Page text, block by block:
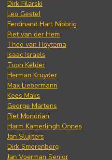
Dirk Filarski
Leo Gestel
Ferdinand Hart Nibbrig
Piet van der Hem
Theo van Hoytema
Isaac Israels
Toon Kelder
Herman Kruyder
Max Liebermann
Kees Maks
George Martens
Piet Mondrian
Harm Kamerlingh Onnes
Jan Sluijters
Dirk Smorenberg
Jan Voerman Senior